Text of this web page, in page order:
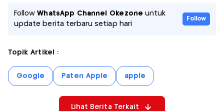
FollowWhatsApp Channel Okezone untuk
update berita terbaru setiap hari
Follow
Topik Artikel :
Google Paten Apple apple
Lihat Berita Terkait